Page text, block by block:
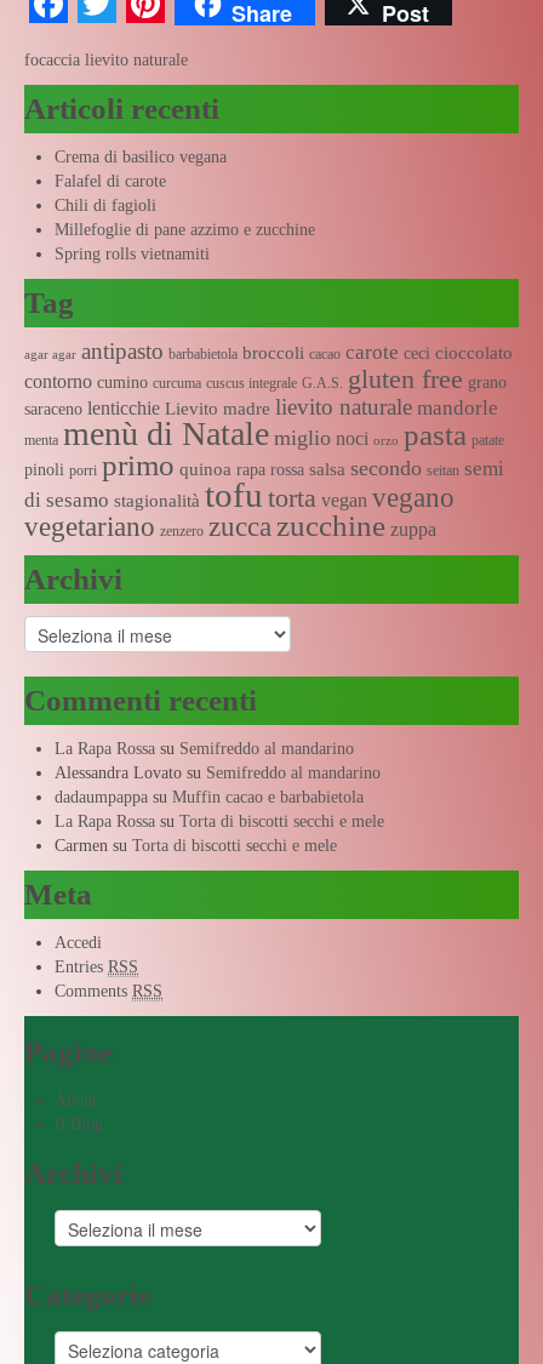
Share Post
focaccia lievito naturale
Articoli recenti
Crema di basilico vegana
Falafel di carote
Chili di fagioli
Millefoglie di pane azzimo e zucchine
Spring rolls vietnamiti
Tag
agar agar antipasto barbabietola broccoli cacao carote ceci cioccolato
contorno cumino curcuma cuscus integrale G.A.S. gluten free grano
saraceno lenticchie Lievito madre lievito naturale mandorle
menta menù di Natale miglio noci orzo pasta patate
pinoli porri primo quinoa rapa rossa salsa secondo seitan semi
di sesamo stagionalità tofu torta vegan vegano
vegetariano zenzero zucca zucchine zuppa
Archivi
Archivi
Commenti recenti
La Rapa Rossa su Semifreddo al mandarino
Alessandra Lovato su Semifreddo al mandarino
dadaumpappa su Muffin cacao e barbabietola
La Rapa Rossa su Torta di biscotti secchi e mele
Carmen su Torta di biscotti secchi e mele
Meta
Accedi
Entries RSS
Comments RSS
Pagine
About
Il Blog
Archivi
Categorie